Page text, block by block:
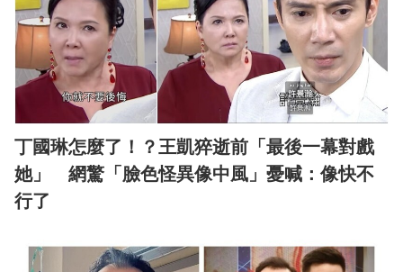
丁國琳怎麼了！？王凱猝逝前「最後一幕對戲
她」 網驚「臉色怪異像中風」憂喊：像快不
行了